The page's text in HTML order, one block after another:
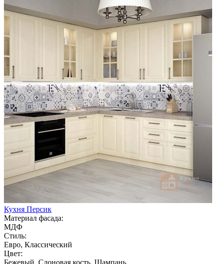
Кухня Персик
Материал фасада:
МДФ
Стиль:
Евро, Классический
Цвет:
Бежевый, Слоновая кость, Шампань